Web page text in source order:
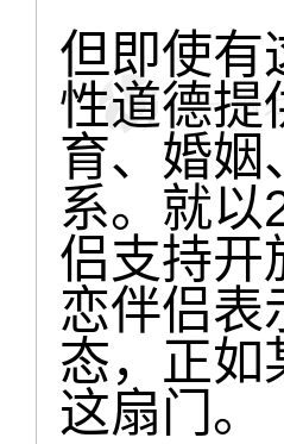
但即使有
性道德
育、婚姻
系。就以
侣支持开
恋伴侣表
态，正如
这扇门。